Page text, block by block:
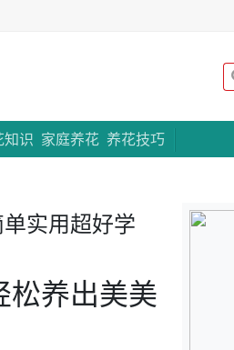
知识 家庭养花 养花技巧专题策划
实用超好学
松养出美美